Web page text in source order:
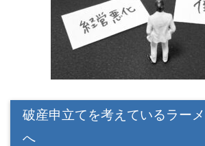
破産申立てを考えているラー
へ